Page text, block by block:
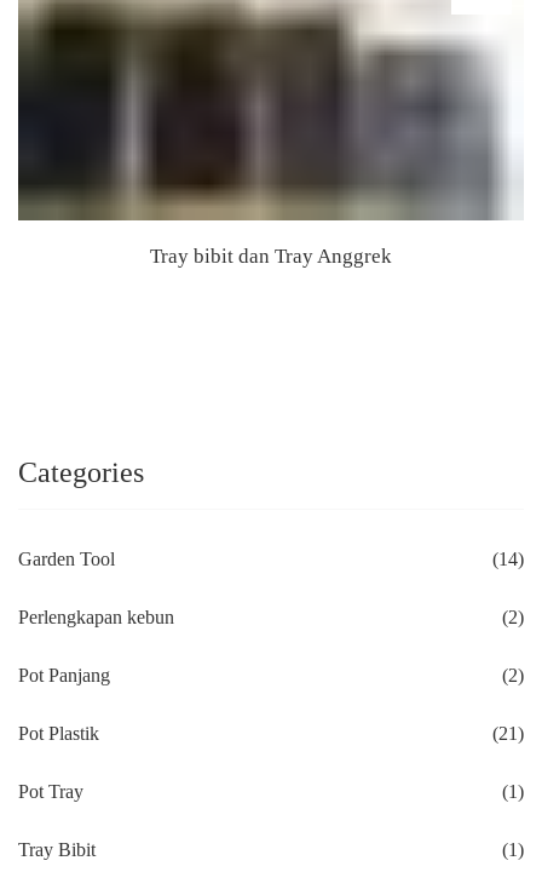
Tray bibit dan Tray Anggrek
Categories
Garden Tool (14)
Perlengkapan kebun (2)
Pot Panjang (2)
Pot Plastik (21)
Pot Tray (1)
Tray Bibit (1)